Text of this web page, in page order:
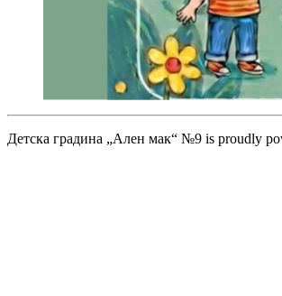
Детска градина „Ален мак“ №9 is proudly